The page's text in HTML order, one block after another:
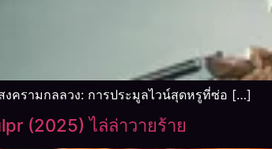
งครามกลลวง: การประมูลไวน์สุดหรูที่ซ่อ […]
(2025) ไล่ล่าวายร้าย